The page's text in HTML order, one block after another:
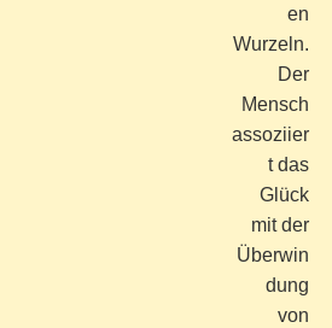
en
Wurzeln.
Der
Mensch
assoziier
t das
Glück
mit der
Überwin
dung
von